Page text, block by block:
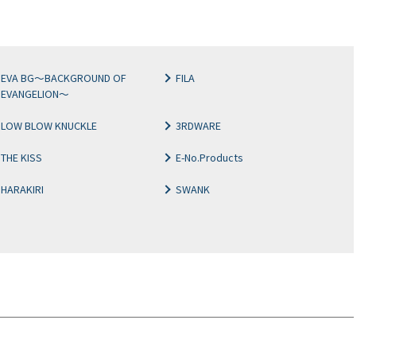
EVA BG～BACKGROUND OF
EVANGELION～
FILA
LOW BLOW KNUCKLE 3RDWARE
THE KISS E-No.Products
HARAKIRI SWANK